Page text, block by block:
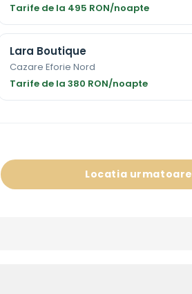
Tarife de la 495 RON/noapte
Lara Boutique
Cazare Eforie Nord
Tarife de la 380 RON/noapte
Locatia urmatoare